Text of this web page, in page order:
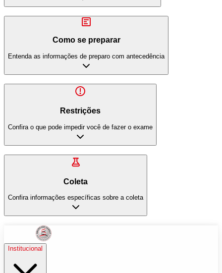
Como se preparar
Entenda as informações de preparo com antecedência
Restrições
Confira o que pode impedir você de fazer o exame
Coleta
Confira informações específicas sobre a coleta
Institucional